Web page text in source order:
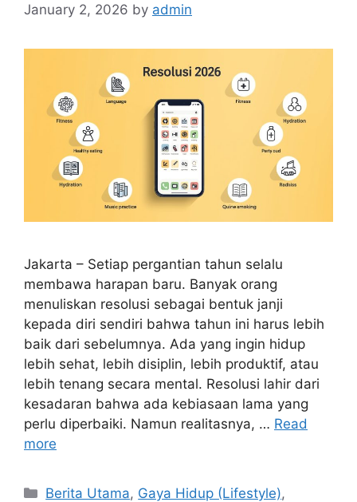
January 2, 2026 by admin
Jakarta – Setiap pergantian tahun selalu
membawa harapan baru. Banyak orang
menuliskan resolusi sebagai bentuk janji
kepada diri sendiri bahwa tahun ini harus lebih
baik dari sebelumnya. Ada yang ingin hidup
lebih sehat, lebih disiplin, lebih produktif, atau
lebih tenang secara mental. Resolusi lahir dari
kesadaran bahwa ada kebiasaan lama yang
perlu diperbaiki. Namun realitasnya, … Read
more
Categories
Berita Utama, Gaya Hidup (Lifestyle),